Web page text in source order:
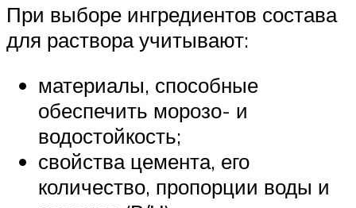
При выборе ингредиентов состава
для раствора учитывают:
материалы, способные
обеспечить морозо- и
водостойкость;
свойства цемента, его
количество, пропорции воды и